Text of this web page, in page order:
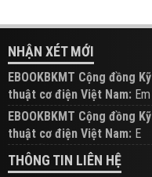
NHẬN XÉT MỚI
EBOOKBKMT Cộng đồng Kỹ
thuật cơ điện Việt Nam: Em
đăng trên Group hỗ trợ nhé
EBOOKBKMT Cộng đồng Kỹ
thuật cơ điện Việt Nam: E
xem hỗ trợ trên Group
THÔNG TIN LIÊN HỆ